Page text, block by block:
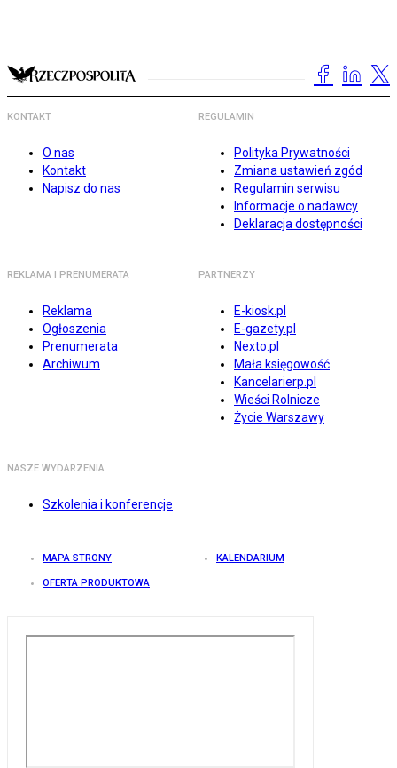
KONTAKT
O nas
Kontakt
Napisz do nas
REGULAMIN
Polityka Prywatności
Zmiana ustawień zgód
Regulamin serwisu
Informacje o nadawcy
Deklaracja dostępności
REKLAMA I PRENUMERATA
Reklama
Ogłoszenia
Prenumerata
Archiwum
PARTNERZY
E-kiosk.pl
E-gazety.pl
Nexto.pl
Mała księgowość
Kancelarierp.pl
Wieści Rolnicze
Życie Warszawy
NASZE WYDARZENIA
Szkolenia i konferencje
MAPA STRONY KALENDARIUM
OFERTA PRODUKTOWA